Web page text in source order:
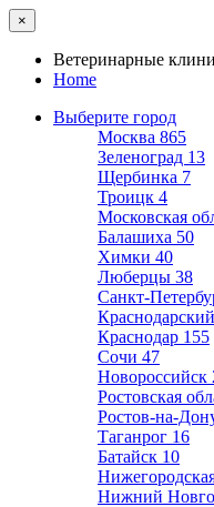
×
Ветеринарные
Home
Выберите город
Москва 865
Зеленоград 13
Щербинка 7
Троицк 4
Московская
Балашиха 50
Химки 40
Люберцы 38
Санкт-
Краснодар 155
Сочи 47
Новороссийск
Ростовская
Ростов-на-
Таганрог 16
Батайск 10
Нижний